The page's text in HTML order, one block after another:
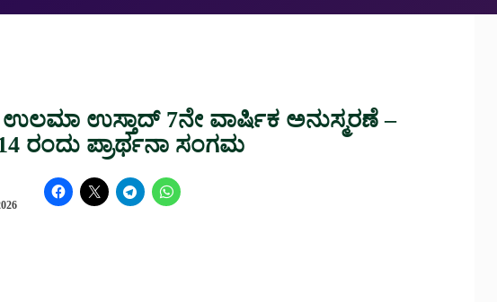
ಉಸ್ತಾದ್ 7ನೇ ವಾರ್ಷಿಕ ಅನುಸ್ಮರಣೆ –
ರಂದು ಪ್ರಾರ್ಥನಾ ಸಂಗಮ